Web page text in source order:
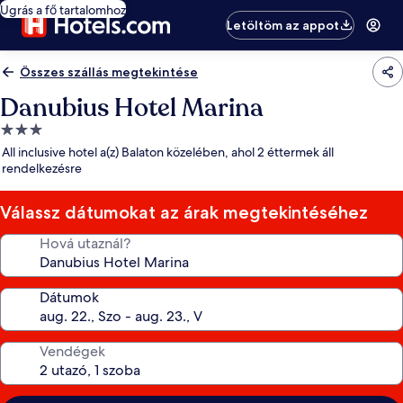
Ugrás a fő tartalomhoz
Letöltöm az appot
Összes szállás megtekintése
Danubius Hotel Marina
3.0
csillagos
szálláshely
All inclusive hotel a(z) Balaton közelében, ahol 2 éttermek áll
rendelkezésre
Válassz dátumokat az árak megtekintéséhez
Hová utaznál?
Dátumok
Vendégek